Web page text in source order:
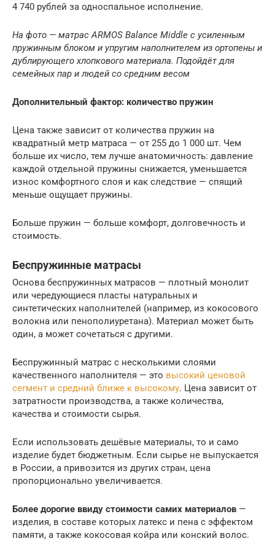
4 740 рублей за односпальное исполнение.
На фото — матрас ARMOS Balance Middle с усиленным
пружинным блоком и упругим наполнителем из ортопены и
дублирующего хлопкового материала. Подойдёт для
семейных пар и людей со средним весом
Дополнительный фактор: количество пружин
Цена также зависит от количества пружин на
квадратный метр матраса — от 255 до 1 000 шт. Чем
больше их число, тем лучше анатомичность: давление
каждой отдельной пружины снижается, уменьшается
износ комфортного слоя и как следствие — спящий
меньше ощущает пружины.
Больше пружин — больше комфорт, долговечность и
стоимость.
Беспружинные матрасы
Основа беспружинных матрасов — плотный монолит
или чередующиеся пласты натуральных и
синтетических наполнителей (например, из кокосового
волокна или пенополиуретана). Материал может быть
один, а может сочетаться с другими.
Беспружинный матрас с несколькими слоями
качественного наполнителя — это высокий ценовой
сегмент и средний ближе к высокому. Цена зависит от
затратности производства, а также количества,
качества и стоимости сырья.
Если использовать дешёвые материалы, то и само
изделие будет бюджетным. Если сырье не выпускается
в России, а привозится из других стран, цена
пропорционально увеличивается.
Более дорогие ввиду стоимости самих материалов —
изделия, в составе которых латекс и пена с эффектом
памяти, а также кокосовая койра или конский волос.